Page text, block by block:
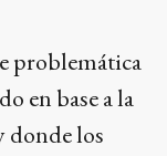
problemática
en base a la
donde los